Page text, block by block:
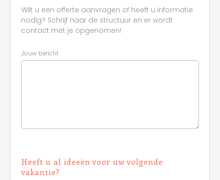
Wilt u een offerte aanvragen of heeft u informatie
nodig? Schrijf naar de structuur en er wordt
contact met je opgenomen!
Jouw bericht
Heeft u al ideeën voor uw volgende
vakantie?